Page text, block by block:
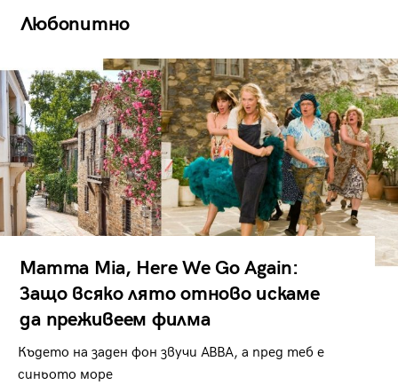
Любопитно
Mamma Mia, Here We Go Again:
Защо всяко лято отново искаме
да преживеем филма
Където на заден фон звучи ABBA, а пред теб е
синьото море